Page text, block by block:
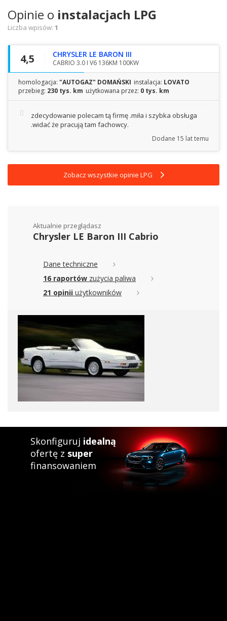
Opinie o instalacjach LPG
Liczba wpisów: 1
4,5 CHRYSLER LE BARON III
CABRIO 3.0 I V6 136KM 100KW
homologacja: "AUTOGAZ" DOMAŃSKI instalacja: LOVATO
przebieg: 230 tys. km użytkowana przez: 0 tys. km
zdecydowanie polecam tą firmę .miła i szybka obsługa
.widać że pracują tam fachowcy.
Dodane 15 lat temu
Zobacz wszystkie opinie LPG
Aktualnie przeglądasz
Chrysler LE Baron III Cabrio
Dane techniczne
16 raportów zużycia paliwa
21 opinii użytkowników
Skonfiguruj idealną
ofertę z super
finansowaniem